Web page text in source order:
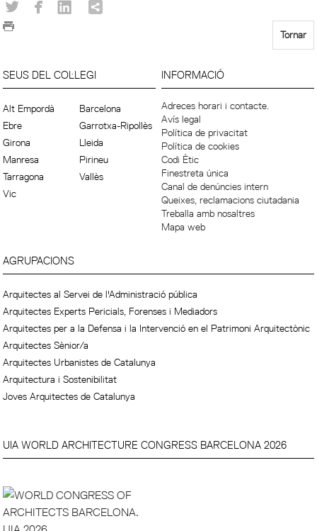
Tornar
SEUS DEL COL·LEGI
Alt Empordà
Barcelona
Ebre
Garrotxa-Ripollès
Girona
Lleida
Manresa
Pirineu
Tarragona
Vallès
Vic
INFORMACIÓ
Adreces horari i contacte.
Avís legal
Política de privacitat
Política de cookies
Codi Ètic
Finestreta única
Canal de denúncies intern
Queixes, reclamacions ciutadania
Treballa amb nosaltres
Mapa web
AGRUPACIONS
Arquitectes al Servei de l'Administració pública
Arquitectes Experts Pericials, Forenses i Mediadors
Arquitectes per a la Defensa i la Intervenció en el Patrimoni Arquitectònic
Arquitectes Sènior/a
Arquitectes Urbanistes de Catalunya
Arquitectura i Sostenibilitat
Joves Arquitectes de Catalunya
UIA WORLD ARCHITECTURE CONGRESS BARCELONA 2026